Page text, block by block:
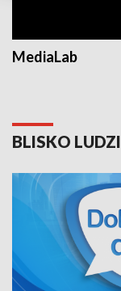
MediaLab
BLISKO LUDZI